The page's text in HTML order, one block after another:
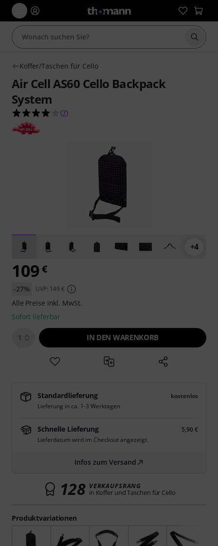
Suche
Koffer/Taschen für Cello
Air Cell AS60 Cello Backpack
System
4.0 von 5 Sternen aus 7 Kundenbewertungen
(7)
+4
Produktvariationen
109 €
-27% UVP: 149 €
Alle Preise inkl. MwSt.
Sofort lieferbar
1 IN DEN WARENKORB
Standardlieferung
kostenlos
Lieferung in ca. 1-3 Werktagen
Schnelle Lieferung
5,90 €
Lieferdatum wird im Checkout angezeigt.
Infos zum Versand
128 VERKAUFSRANG
in Koffer und Taschen für Cello